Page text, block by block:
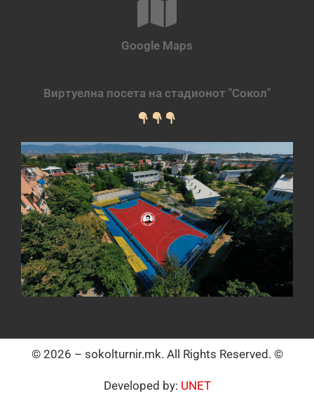
Google Maps
Виртуелна посета на стадионот "Сокол"
© 2026 – sokolturnir.mk. All Rights Reserved. ©
Developed by: UNET